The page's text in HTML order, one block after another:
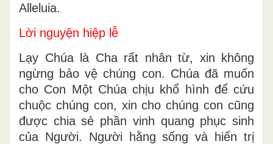
Alleluia.
Lời nguyện hiệp lễ
Lạy Chúa là Cha rất nhân từ, xin không
ngừng bảo vệ chúng con. Chúa đã muốn
cho Con Một Chúa chịu khổ hình để cứu
chuộc chúng con, xin cho chúng con cũng
được chia sẻ phần vinh quang phục sinh
của Người. Người hằng sống và hiển trị